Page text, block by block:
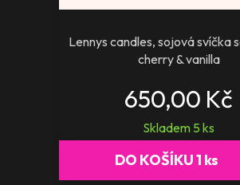
Lennys candles, sojová svíčka
cherry & vanilla
650,00 Kč
Skladem 5 ks
DO KOŠÍKU1 ks